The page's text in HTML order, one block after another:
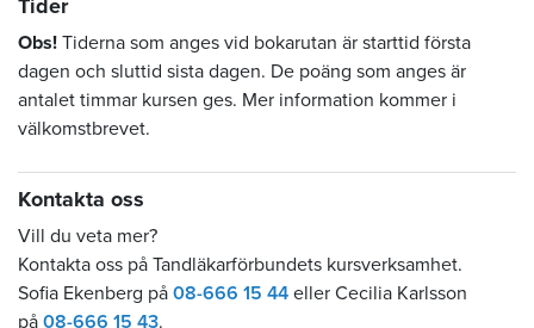
Tider
Obs! Tiderna som anges vid bokarutan är starttid första
dagen och sluttid sista dagen. De poäng som anges är
antalet timmar kursen ges. Mer information kommer i
välkomstbrevet.
Kontakta oss
Vill du veta mer?
Kontakta oss på Tandläkarförbundets kursverksamhet.
Sofia Ekenberg på 08-666 15 44 eller Cecilia Karlsson
på 08-666 15 43.